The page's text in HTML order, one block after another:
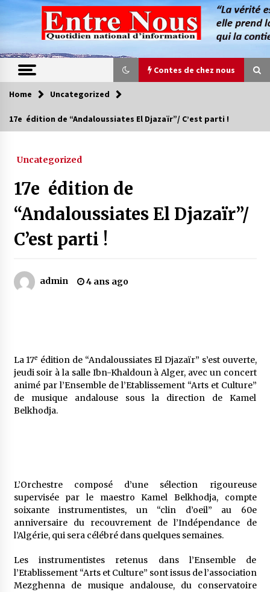
content
Contes de chez nous
Contes de chez nous
Magie de sorcier
4 ans ago
Oum el Gaïla / L’ogresse du M’zab
Quand on va vite
5 ans ago
5 ans ago
Le monstrueux vieillard (Un récit du Sud
algérien)
Rencontre nocturne dans le désert (Un conte
touareg)
Home Uncategorized
17e édition de “Andaloussiates El Djazaïr”/ C’est parti !
Uncategorized
17e édition de
“Andaloussiates El Djazaïr”/
C’est parti !
admin 4 ans ago
La 17e édition de “Andaloussiates El Djazaïr” s’est ouverte,
jeudi soir à la salle Ibn-Khaldoun à Alger, avec un concert
animé par l’Ensemble de l’Etablissement “Arts et Culture”
de musique andalouse sous la direction de Kamel
Belkhodja.
L’Orchestre composé d’une sélection rigoureuse
supervisée par le maestro Kamel Belkhodja, compte
soixante instrumentistes, un “clin d’oeil” au 60e
anniversaire du recouvrement de l’Indépendance de
l’Algérie, qui sera célébré dans quelques semaines.
Les instrumentistes retenus dans l’Ensemble de
l’Etablissement “Arts et Culture” sont issus de l’association
Mezghenna de musique andalouse, du conservatoire